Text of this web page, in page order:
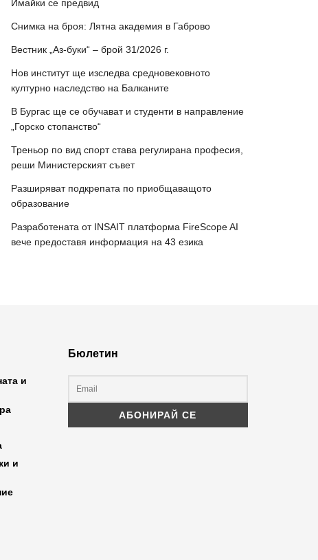
Имайки се предвид
Снимка на броя: Лятна академия в Габрово
Вестник „Аз-буки“ – брой 31/2026 г.
Нов институт ще изследва средновековното
културно наследство на Балканите
В Бургас ще се обучават и студенти в направление
„Горско стопанство“
Треньор по вид спорт става регулирана професия,
реши Министерският съвет
Разширяват подкрепата по приобщаващото
образование
Разработената от INSAIT платформа FireScope AI
вече предоставя информация на 43 езика
и
и
Бюлетин